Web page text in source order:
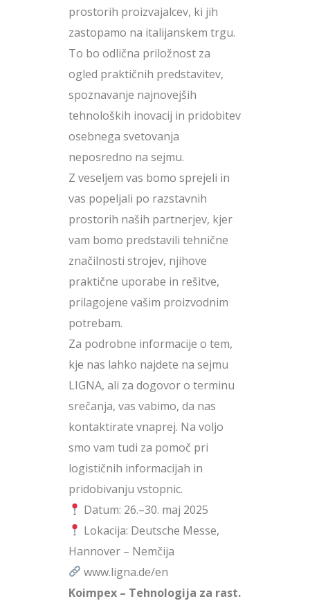
prostorih proizvajalcev, ki jih
zastopamo na italijanskem trgu.
To bo odlična priložnost za
ogled praktičnih predstavitev,
spoznavanje najnovejših
tehnoloških inovacij in pridobitev
osebnega svetovanja
neposredno na sejmu.
Z veseljem vas bomo sprejeli in
vas popeljali po razstavnih
prostorih naših partnerjev, kjer
vam bomo predstavili tehnične
značilnosti strojev, njihove
praktične uporabe in rešitve,
prilagojene vašim proizvodnim
potrebam.
Za podrobne informacije o tem,
kje nas lahko najdete na sejmu
LIGNA, ali za dogovor o terminu
srečanja, vas vabimo, da nas
kontaktirate vnaprej. Na voljo
smo vam tudi za pomoč pri
logističnih informacijah in
pridobivanju vstopnic.
Datum: 26.–30. maj 2025
Lokacija: Deutsche Messe,
Hannover – Nemčija
www.ligna.de/en
Koimpex – Tehnologija za rast.